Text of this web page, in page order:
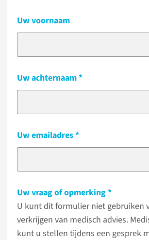
Uw voornaam
Uw achternaam
Uw emailadres
Uw vraag of opmerking
U kunt dit formulier niet gebruiken
verkrijgen van medisch advies.
kunt u stellen tijdens een gesprek